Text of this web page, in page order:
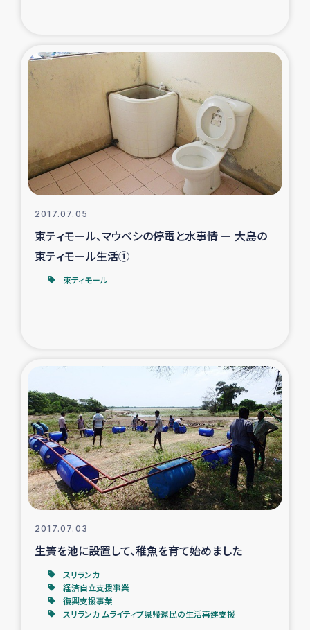
デニヤヤ小規模紅茶農家支援
コーヒー生産者支援
アイナロ県マウベシ郡でのコーヒー畑改善事業
ベイルート大規模爆発被災者支援
アグロフォレストリー（カカオ）事業
2017.07.05
東ティモール、マウベシの停電と水事情 ー 大島の
東ティモール生活①
東ティモール
2017.07.03
生簀を池に設置して、稚魚を育て始めました
スリランカ
経済自立支援事業
復興支援事業
スリランカ ムライティブ県帰還民の生活再建支援